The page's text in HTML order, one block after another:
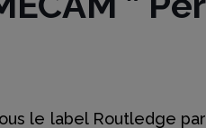
le label Routledge